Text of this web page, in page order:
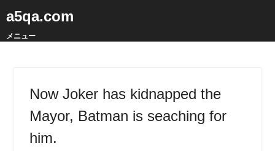
a5qa.com
メニュー
Now Joker has kidnapped the
Mayor, Batman is seaching for
him.